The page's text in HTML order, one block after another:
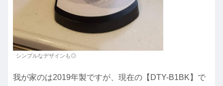
シンプルなデザインも◎
我が家のは2019年製ですが、現在の【DTY-B1BK】で